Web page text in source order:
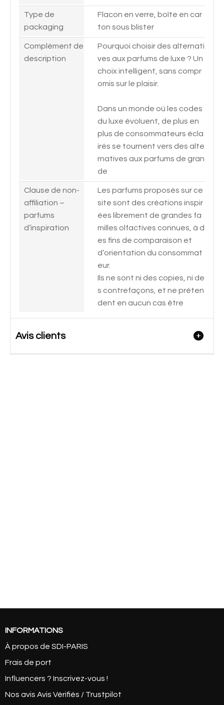
Type de
packaging
Flacon en verre, boîte en car
ton sous blister
Complément de
description
Pourquoi choisir des alternati
ves aux parfums de luxe ? Un
choix intelligent, sans compr
omis sur le plaisir.
Dans un monde où les codes
du luxe évoluent, de plus en
plus de consommateurs écla
irés se tournent vers des alte
rnatives aux parfums de gran
de
Clause de non-
affiliation –
parfums
d’inspiration
Les parfums proposés sur ce
site sont des créations inspir
ées librement de grandes fa
milles olfactives connues, à d
es fins de comparaison et
d’orientation du consommat
eur.
Ils ne sont ni des copies, ni de
s contrefaçons, et ne préten
dent en aucun cas être
Avis clients
INFORMATIONS
À propos de SDI-PARIS
Frais de port
Influencers ? Inscrivez-vous !
Nos avis Avis Vérifiés / Trustpilot